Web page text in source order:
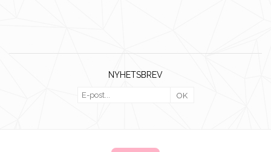
NYHETSBREV
OK